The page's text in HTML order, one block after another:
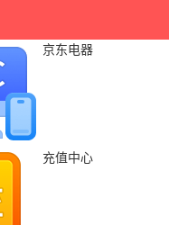
京东电器
充值中心